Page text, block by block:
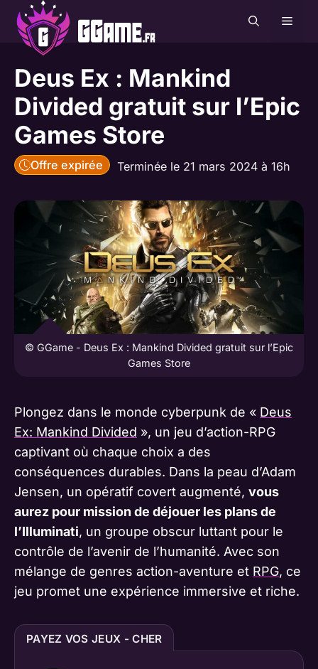
Aller
contenu
Deus Ex : Mankind
Divided gratuit sur l’Epic
Games Store
Offre expirée Terminée le 21 mars 2024 à 16h
© GGame - Deus Ex : Mankind Divided gratuit sur l’Epic
Games Store
Plongez dans le monde cyberpunk de « Deus
Ex: Mankind Divided », un jeu d’action-RPG
captivant où chaque choix a des
conséquences durables. Dans la peau d’Adam
Jensen, un opératif covert augmenté, vous
aurez pour mission de déjouer les plans de
l’Illuminati, un groupe obscur luttant pour le
contrôle de l’avenir de l’humanité. Avec son
mélange de genres action-aventure et RPG, ce
jeu promet une expérience immersive et riche.
PAYEZ VOS JEUX - CHER